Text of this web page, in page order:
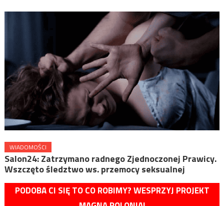
WIADOMOŚCI
Salon24: Zatrzymano radnego Zjednoczonej Prawicy.
Wszczęto śledztwo ws. przemocy seksualnej
PODOBA CI SIĘ TO CO ROBIMY? WESPRZYJ PROJEKT